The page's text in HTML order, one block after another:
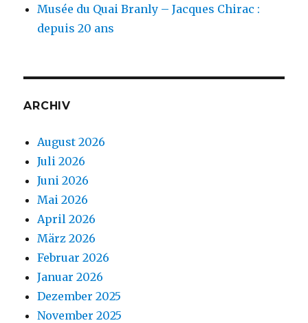
Musée du Quai Branly – Jacques Chirac :
depuis 20 ans
ARCHIV
August 2026
Juli 2026
Juni 2026
Mai 2026
April 2026
März 2026
Februar 2026
Januar 2026
Dezember 2025
November 2025